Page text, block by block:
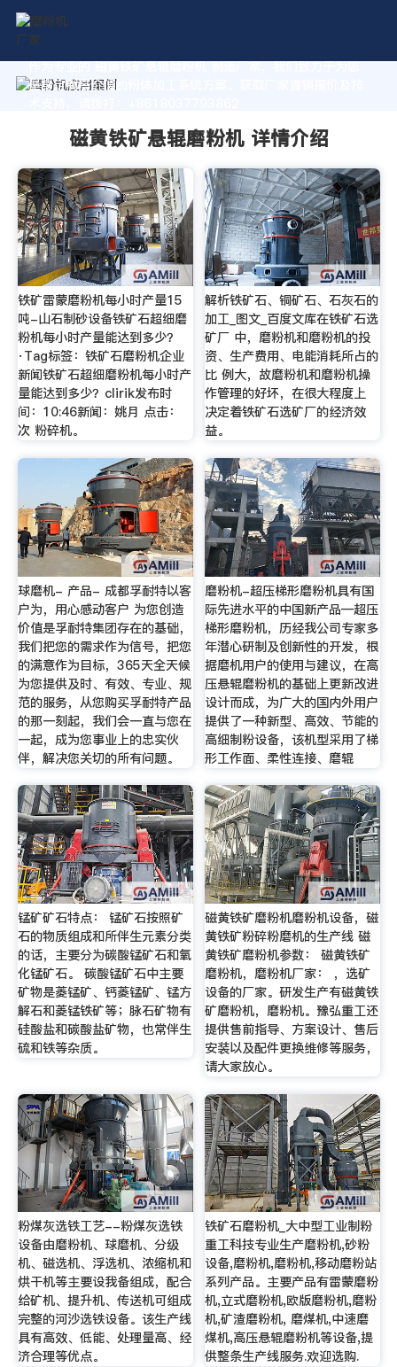
作为专业的 磁黄铁矿悬辊磨粉机 制造厂家，我们致力于为您
量身定制高价值的粉体加工系统方案。获取厂家直销报价及技
磁黄铁矿悬辊磨粉机 详情介绍
铁矿雷蒙磨粉机每小时产量15
吨-山石制砂设备铁矿石超细磨
粉机每小时产量能达到多少？
·Tag标签：铁矿石磨粉机企业
新闻铁矿石超细磨粉机每小时产
量能达到多少？clirik发布时
间：10:46新闻：姚月 点击：
次 粉碎机。
解析铁矿石、铜矿石、石灰石的
加工_图文_百度文库在铁矿石选
矿厂 中，磨粉机和磨粉机的投
资、生产费用、电能消耗所占的
比 例大，故磨粉机和磨粉机操
作管理的好坏，在很大程度上
决定着铁矿石选矿厂的经济效
益。
球磨机- 产品- 成都孚耐特以客
户为，用心感动客户 为您创造
价值是孚耐特集团存在的基础，
我们把您的需求作为信号，把您
的满意作为目标，365天全天候
为您提供及时、有效、专业、规
范的服务，从您购买孚耐特产品
的那一刻起，我们会一直与您在
一起，成为您事业上的忠实伙
伴，解决您关切的所有问题。
磨粉机-超压梯形磨粉机具有国
际先进水平的中国新产品—超压
梯形磨粉机，历经我公司专家多
年潜心研制及创新性的开发，根
据磨机用户的使用与建议，在高
压悬辊磨粉机的基础上更新改进
设计而成，为广大的国内外用户
提供了一种新型、高效、节能的
高细制粉设备，该机型采用了梯
形工作面、柔性连接、磨辊
锰矿矿石特点： 锰矿石按照矿
石的物质组成和所伴生元素分类
的话，主要分为碳酸锰矿石和氧
化锰矿石。 碳酸锰矿石中主要
矿物是菱锰矿、钙菱锰矿、锰方
解石和菱锰铁矿等；脉石矿物有
硅酸盐和碳酸盐矿物，也常伴生
硫和铁等杂质。
磁黄铁矿磨粉机磨粉机设备，磁
黄铁矿粉碎粉磨机的生产线 磁
黄铁矿磨粉机参数： 磁黄铁矿
磨粉机，磨粉机厂家： ，选矿
设备的厂家。研发生产有磁黄铁
矿磨粉机，磨粉机。豫弘重工还
提供售前指导、方案设计、售后
安装以及配件更换维修等服务，
请大家放心。
粉煤灰选铁工艺--粉煤灰选铁
设备由磨粉机、球磨机、分级
机、磁选机、浮选机、浓缩机和
烘干机等主要设我备组成，配合
给矿机、提升机、传送机可组成
完整的河沙选铁设备。该生产线
具有高效、低能、处理量高、经
济合理等优点。
铁矿石磨粉机_大中型工业制粉
重工科技专业生产磨粉机,砂粉
设备,磨粉机,磨粉机,移动磨粉站
系列产品。主要产品有雷蒙磨粉
机,立式磨粉机,欧版磨粉机,磨粉
机,矿渣磨粉机, 磨煤机,中速磨
煤机,高压悬辊磨粉机等设备,提
供整条生产线服务.欢迎选购.